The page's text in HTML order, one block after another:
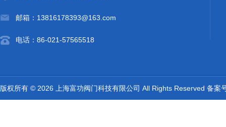
邮箱：13816178393@163.com
电话：86-021-57565518
版权所有 © 2026 上海富功阀门科技有限公司 All Rights Reserved 备案